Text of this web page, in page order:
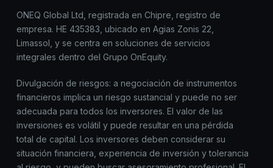
ONEQ Global Ltd, registrada en Chipre, registro de
empresa. HE 435383, ubicado en Agias Zonis 22,
Limassol, y se centra en soluciones de servicios
integrales dentro del Grupo OnEquity.
Divulgación de riesgos: a negociación de instrumentos
financieros implica un riesgo sustancial y puede no ser
adecuada para todos los inversores. El valor de las
inversiones es volátil y puede resultar en una pérdida
total de capital. Los inversores deben considerar su
situación financiera, experiencia de inversión y tolerancia